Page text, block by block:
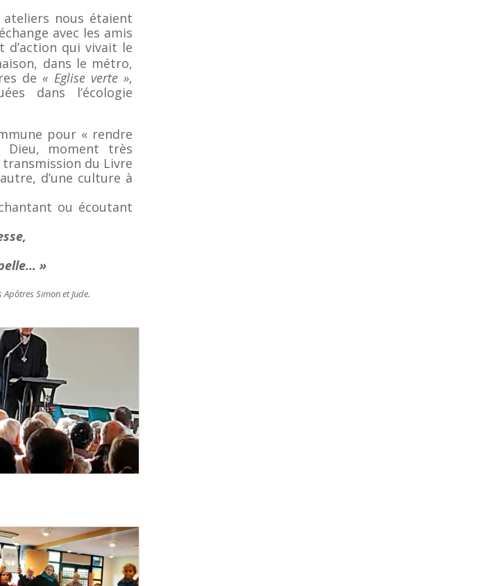
ateliers nous étaient
avec les amis
qui vivait le
dans le métro,
de « Eglise verte »,
dans l’écologie
pour « rendre
moment très
du Livre
d’une culture à
ou écoutant
»
Simon et Jude.